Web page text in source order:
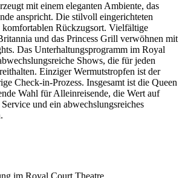
mit einem eleganten Ambiente, das
anspricht. Die stilvoll eingerichteten
komfortablen Rückzugsort. Vielfältige
und das Princess Grill verwöhnen mit
Das Unterhaltungsprogramm im Royal
Shows, die für jeden
Einziger Wermutstropfen ist der
Check-in-Prozess. Insgesamt ist die Queen
Wahl für Alleinreisende, die Wert auf
und ein abwechslungsreiches